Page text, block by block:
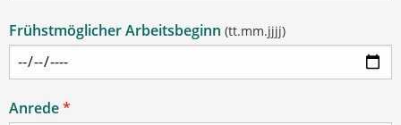
Frühstmöglicher Arbeitsbeginn (tt.mm.jjjj)
Anrede*